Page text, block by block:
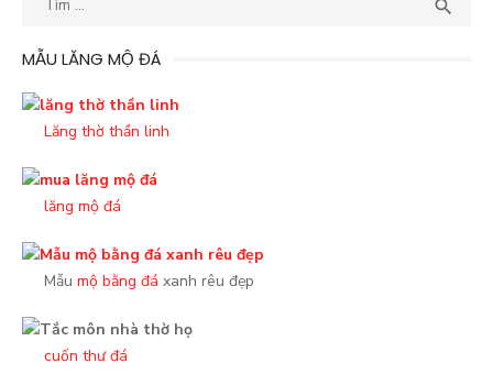
tìm
cho:

MẪU LĂNG MỘ ĐÁ
Lăng thờ thần linh
lăng mộ đá
Mẫu mộ bằng đá xanh rêu đẹp
cuốn thư đá